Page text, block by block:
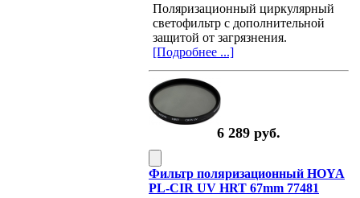
Поляризационный циркулярный
светофильтр с дополнительной
защитой от загрязнения.
[Подробнее ...]
6 289 руб.
Фильтр поляризационный HOYA
PL-CIR UV HRT 67mm 77481